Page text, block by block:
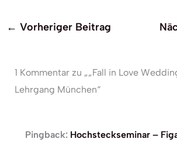
← Vorheriger Beitrag
1 Kommentar zu „„Fall in Love
Lehrgang München“
Pingback: Hochsteckseminar –